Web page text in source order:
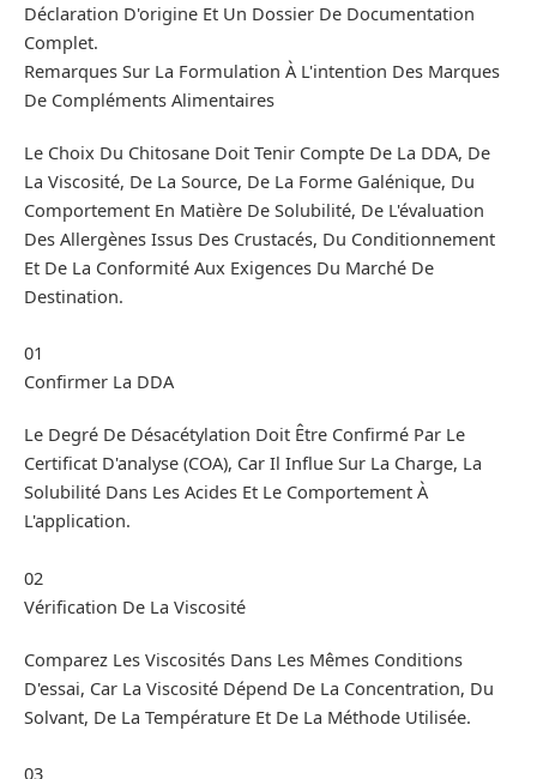
Déclaration D'origine Et Un Dossier De Documentation
Complet.
Remarques Sur La Formulation À L'intention Des Marques
De Compléments Alimentaires
Le Choix Du Chitosane Doit Tenir Compte De La DDA, De
La Viscosité, De La Source, De La Forme Galénique, Du
Comportement En Matière De Solubilité, De L'évaluation
Des Allergènes Issus Des Crustacés, Du Conditionnement
Et De La Conformité Aux Exigences Du Marché De
Destination.
01
Confirmer La DDA
Le Degré De Désacétylation Doit Être Confirmé Par Le
Certificat D'analyse (COA), Car Il Influe Sur La Charge, La
Solubilité Dans Les Acides Et Le Comportement À
L'application.
02
Vérification De La Viscosité
Comparez Les Viscosités Dans Les Mêmes Conditions
D'essai, Car La Viscosité Dépend De La Concentration, Du
Solvant, De La Température Et De La Méthode Utilisée.
03